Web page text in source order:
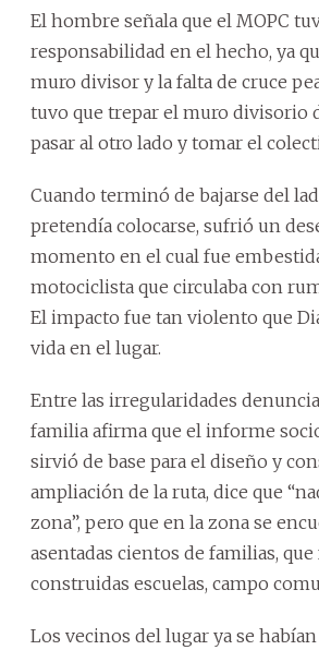
El hombre señala que el MOPC
responsabilidad en el hecho, ya
muro divisor y la falta de cruce
tuvo que trepar el muro divisorio
pasar al otro lado y tomar el
Cuando terminó de bajarse del
pretendía colocarse, sufrió un
momento en el cual fue
motociclista que circulaba con
El impacto fue tan violento que
vida en el lugar.
Entre las irregularidades
familia afirma que el informe
sirvió de base para el diseño y
ampliación de la ruta, dice que
zona”, pero que en la zona se
asentadas cientos de familias,
construidas escuelas, campo
Los vecinos del lugar ya se